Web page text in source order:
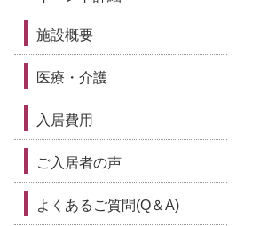
施設概要
医療・介護
入居費用
ご入居者の声
よくあるご質問(Q＆A)